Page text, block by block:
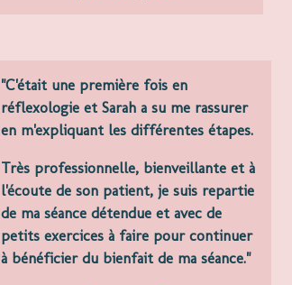
"C'était une première fois en
réflexologie et Sarah a su me rassurer
en m'expliquant les différentes étapes.
Très professionnelle, bienveillante et à
l'écoute de son patient, je suis repartie
de ma séance détendue et avec de
petits exercices à faire pour continuer
à bénéficier du bienfait de ma séance."